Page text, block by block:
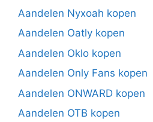
Aandelen Nyxoah kopen
Aandelen Oatly kopen
Aandelen Oklo kopen
Aandelen Only Fans kopen
Aandelen ONWARD kopen
Aandelen OTB kopen